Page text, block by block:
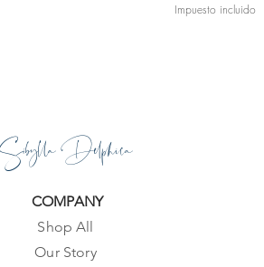
Impuesto incluido
Sibylla Delphica
COMPANY
Shop All
Our Story